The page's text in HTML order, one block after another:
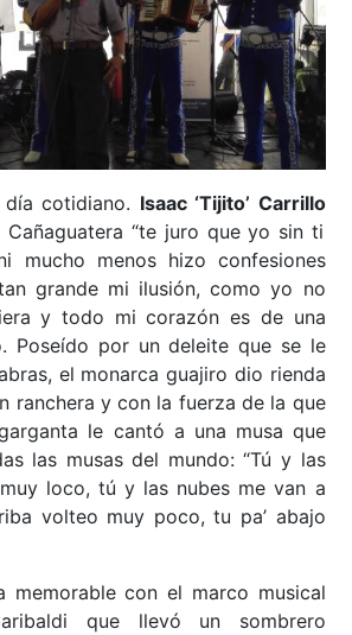
cotidiano. Isaac ‘Tijito’ Carrillo
“te juro que yo sin ti
mucho menos hizo confesiones
grande mi ilusión, como yo no
y todo mi corazón es de una
Poseído por un deleite que se le
el monarca guajiro dio rienda
ranchera y con la fuerza de la que
le cantó a una musa que
las musas del mundo: “Tú y las
loco, tú y las nubes me van a
volteo muy poco, tu pa’ abajo
memorable con el marco musical
que llevó un sombrero